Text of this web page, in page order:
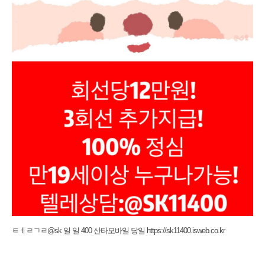
ㅌㅔㄹㄱㄹ@sk 일 일 400 산타모바일 당일 https://sk11400.isweb.co.kr